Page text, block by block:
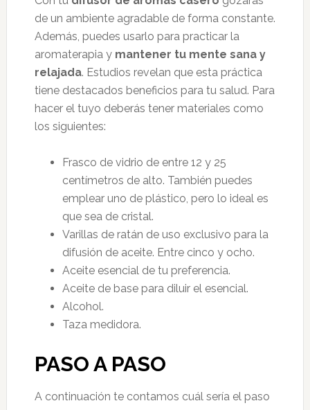
de un ambiente agradable de forma constante.
Además, puedes usarlo para practicar la
aromaterapia ymantener tu mente sana y
relajada. Estudios revelan que esta práctica
tiene destacados beneficios para tu salud. Para
hacer el tuyo deberás tener materiales como
los siguientes:
Frasco de vidrio de entre 12 y 25
centímetros de alto. También puedes
emplear uno de plástico, pero lo ideal es
que sea de cristal.
Varillas de ratán de uso exclusivo para la
difusión de aceite. Entre cinco y ocho.
Aceite esencial de tu preferencia.
Aceite de base para diluir el esencial.
Alcohol.
Taza medidora.
PASO A PASO
A continuación te contamos cuál sería el paso